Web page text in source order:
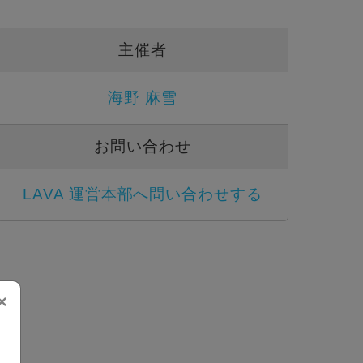
主催者
海野 麻雪
お問い合わせ
LAVA 運営本部へ問い合わせする